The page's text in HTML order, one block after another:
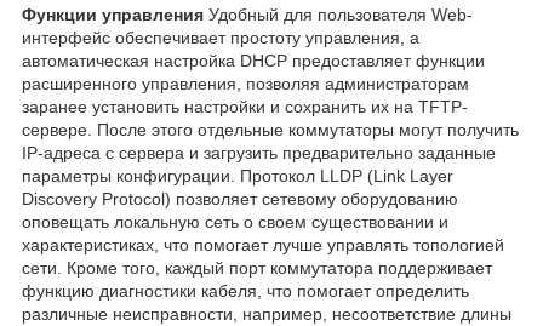
Функции управления Удобный для пользователя Web-
интерфейс обеспечивает простоту управления, а
автоматическая настройка DHCP предоставляет функции
расширенного управления, позволяя администраторам
заранее установить настройки и сохранить их на TFTP-
сервере. После этого отдельные коммутаторы могут получить
IP-адреса с сервера и загрузить предварительно заданные
параметры конфигурации. Протокол LLDP (Link Layer
Discovery Protocol) позволяет сетевому оборудованию
оповещать локальную сеть о своем существовании и
характеристиках, что помогает лучше управлять топологией
сети. Кроме того, каждый порт коммутатора поддерживает
функцию диагностики кабеля, что помогает определить
различные неисправности, например, несоответствие длины